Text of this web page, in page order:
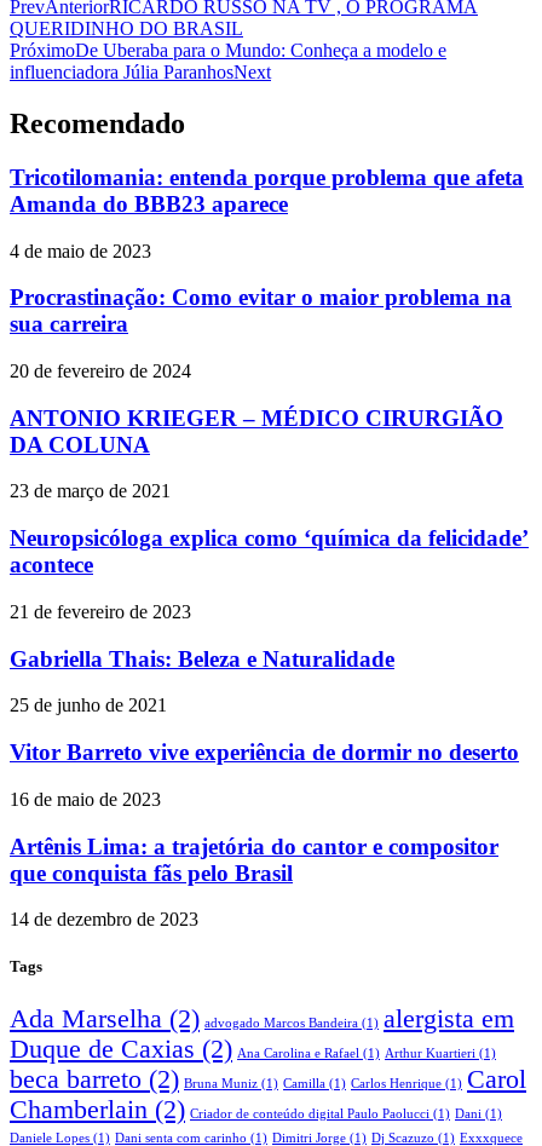
PrevAnteriorRICARDO RUSSO NA TV , O PROGRAMA
QUERIDINHO DO BRASIL
PróximoDe Uberaba para o Mundo: Conheça a modelo e
influenciadora Júlia ParanhosNext
Recomendado
Tricotilomania: entenda porque problema que afeta
Amanda do BBB23 aparece
4 de maio de 2023
Procrastinação: Como evitar o maior problema na
sua carreira
20 de fevereiro de 2024
ANTONIO KRIEGER – MÉDICO CIRURGIÃO
DA COLUNA
23 de março de 2021
Neuropsicóloga explica como ‘química da felicidade’
acontece
21 de fevereiro de 2023
Gabriella Thais: Beleza e Naturalidade
25 de junho de 2021
Vitor Barreto vive experiência de dormir no deserto
16 de maio de 2023
Artênis Lima: a trajetória do cantor e compositor
que conquista fãs pelo Brasil
14 de dezembro de 2023
Tags
Ada Marselha (2) advogado Marcos Bandeira (1) alergista em
Duque de Caxias (2) Ana Carolina e Rafael (1) Arthur Kuartieri (1)
beca barreto (2) Bruna Muniz (1) Camilla (1) Carlos Henrique (1) Carol
Chamberlain (2) Criador de conteúdo digital Paulo Paolucci (1) Dani (1)
Daniele Lopes (1) Dani senta com carinho (1) Dimitri Jorge (1) Dj Scazuzo (1) Exxxquece